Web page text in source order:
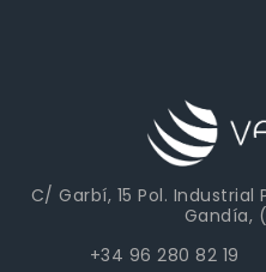
C/ Garbí, 15 Pol.
Gandía,
+34 96 280 82